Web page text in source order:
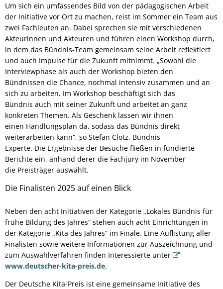
Um sich ein umfassendes Bild von der pädagogischen Arbeit
der Initiative vor Ort zu machen, reist im Sommer ein Team aus
zwei Fachleuten an. Dabei sprechen sie mit verschiedenen
Akteurinnen und Akteuren und führen einen Workshop durch,
in dem das Bündnis-Team gemeinsam seine Arbeit reflektiert
und auch Impulse für die Zukunft mitnimmt. „Sowohl die
Interviewphase als auch der Workshop bieten den
Bündnissen die Chance, nochmal intensiv zusammen und an
sich zu arbeiten. Im Workshop beschäftigt sich das
Bündnis auch mit seiner Zukunft und arbeitet an ganz
konkreten Themen. Als Geschenk lassen wir ihnen
einen Handlungsplan da, sodass das Bündnis direkt
weiterarbeiten kann“, so Stefan Clotz, Bündnis-
Experte. Die Ergebnisse der Besuche fließen in fundierte
Berichte ein, anhand derer die Fachjury im November
die Preisträger auswählt.
Die Finalisten 2025 auf einen Blick
Neben den acht Initiativen der Kategorie „Lokales Bündnis für
frühe Bildung des Jahres“ stehen auch acht Einrichtungen in
der Kategorie „Kita des Jahres“ im Finale. Eine Auflistung aller
Finalisten sowie weitere Informationen zur Auszeichnung und
zum Auswahlverfahren finden Interessierte unter
www.deutscher-kita-preis.de.
Der Deutsche Kita-Preis ist eine gemeinsame Initiative des